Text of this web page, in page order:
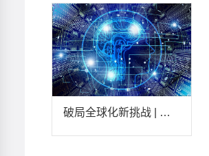
破局全球化新挑战 | 跨境电商的智能赋能战略